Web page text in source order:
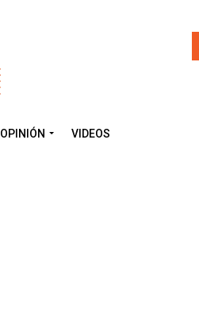
OPINIÓN VIDEOS